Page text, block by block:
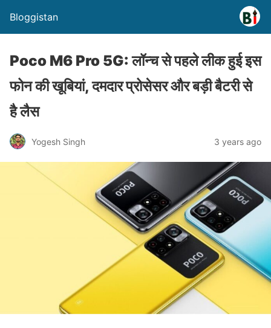
Bloggistan
Poco M6 Pro 5G: लॉन्च से पहले लीक हुई इस
फोन की खूबियां, दमदार प्रोसेसर और बड़ी बैटरी से
है लैस
Yogesh Singh 3 years ago